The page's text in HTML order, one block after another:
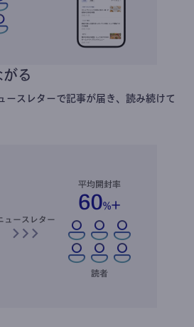
る
ースレターで記事が届き、読み続けて